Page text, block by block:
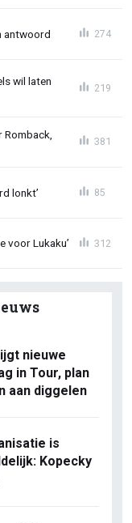
antwoord 274
wil laten
219
Romback,
381
lonkt’ 85
voor Lukaku’ 312
nieuwe
in Tour, plan
aan diggelen
is
Kopecky